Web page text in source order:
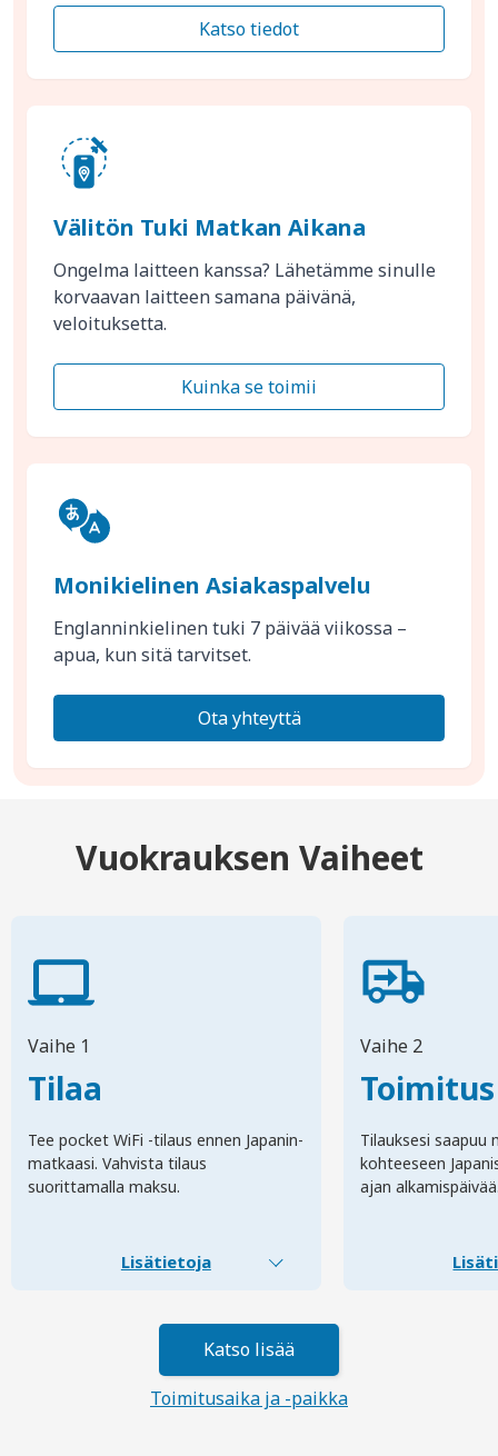
Katso tiedot
Välitön Tuki Matkan Aikana
Ongelma laitteen kanssa? Lähetämme sinulle
korvaavan laitteen samana päivänä,
veloituksetta.
Kuinka se toimii
Monikielinen Asiakaspalvelu
Englanninkielinen tuki 7 päivää viikossa –
apua, kun sitä tarvitset.
Ota yhteyttä
Vuokrauksen Vaiheet
Vaihe 1
Tilaa
Tee pocket WiFi -tilaus ennen Japanin-
matkaasi. Vahvista tilaus
suorittamalla maksu.
Lisätietoja
Vaihe 2
Toimitus
Tilauksesi saapuu
kohteeseen
ajan
Katso lisää
Toimitusaika ja -paikka